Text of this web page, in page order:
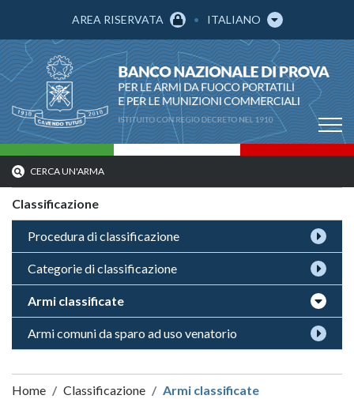
AREA RISERVATA ITALIANO
CERCA UN'ARMA
Classificazione
Procedura di classificazione
Categorie di classificazione
Armi classificate
Armi comuni da sparo ad uso venatorio
Home Classificazione Armi classificate